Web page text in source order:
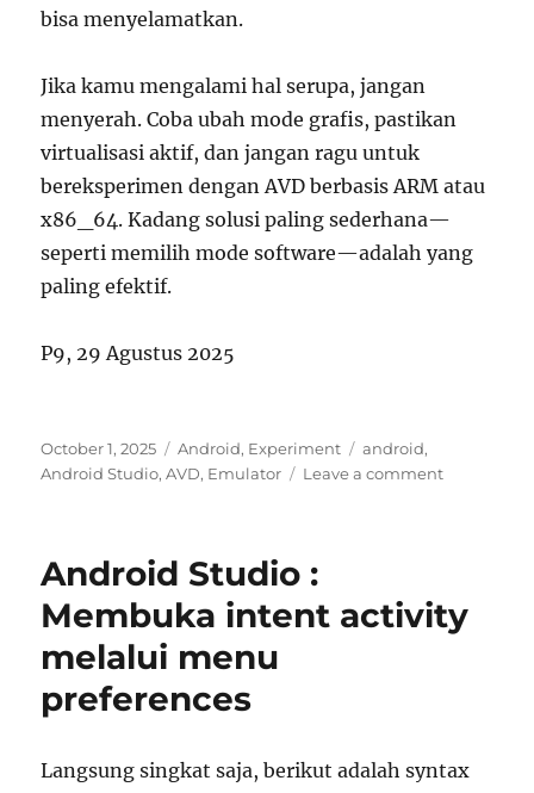
bisa menyelamatkan.
Jika kamu mengalami hal serupa, jangan
menyerah. Coba ubah mode grafis, pastikan
virtualisasi aktif, dan jangan ragu untuk
bereksperimen dengan AVD berbasis ARM atau
x86_64. Kadang solusi paling sederhana—
seperti memilih mode software—adalah yang
paling efektif.
P9, 29 Agustus 2025
Posted
on
October 1, 2025 Categories
Android, Experiment Tags
android,
Android Studio,AVD, Emulator Leave a commenton
Jalan
Android Studio :
Membuka intent activity
melalui menu
preferences
Langsung singkat saja, berikut adalah syntax